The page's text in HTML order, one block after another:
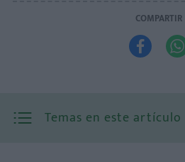
COMPARTIR
 
Temas en este artículo